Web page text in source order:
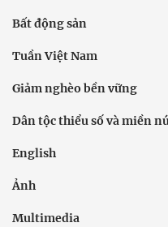
Bất động sản
Tuần Việt Nam
Giảm nghèo bền vững
Dân tộc thiểu số và miền
English
Ảnh
Multimedia